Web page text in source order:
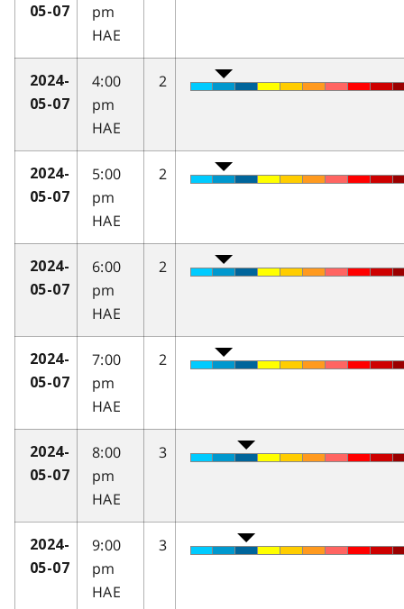
05-07
pm
HAE
2024-
05-07
4:00
pm
HAE
2
2024-
05-07
5:00
pm
HAE
2
2024-
05-07
6:00
pm
HAE
2
2024-
05-07
7:00
pm
HAE
2
2024-
05-07
8:00
pm
HAE
3
2024-
05-07
9:00
pm
HAE
3